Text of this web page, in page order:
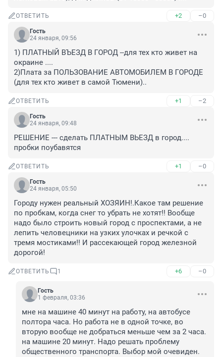
ОТВЕТИТЬ +2 –0
Гость
24 января, 09:56
1) ПЛАТНЫЙ ВЪЕЗД В ГОРОД --для тех кто живет на
окраине ....
2)Плата за ПОЛЬЗОВАНИЕ АВТОМОБИЛЕМ В ГОРОДЕ
(для тех кто живет в самой Тюмени)..
ОТВЕТИТЬ +1 –2
Гость
24 января, 09:48
РЕШЕНИЕ --- сделать ПЛАТНЫМ ВЬЕЗД в город....
пробки поубавятся
ОТВЕТИТЬ +1 –0
Гость
24 января, 05:50
Городу нужен реальный ХОЗЯИН!.Какое там решение
по пробкам, когда снег то убрать не хотят!! Вообще
надо было строить новый город с проспектами, а не
лепить человецники на узких улочках и речкой с
тремя мостиками!! И рассекающей город железной
дорогой!
ОТВЕТИТЬ 1 +6 –0
Гость
1 февраля, 03:36
мне на машине 40 минут на работу, на автобусе
полтора часа. Но работа не в одной точке, во
вторую вообще не добраться меньше чем за 2 часа.
на машине 20 минут. Надо решать проблему
общественного транспорта. Выбор мой очевиден.